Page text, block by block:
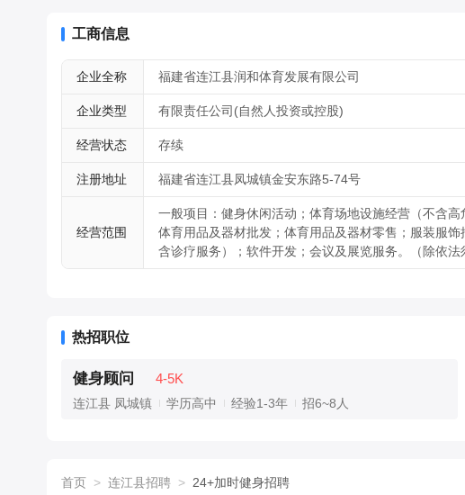
工商信息
企业全称 福建省连江县润和体育发展有限公司
企业类型 有限责任公司(自然人投资或控股)
经营状态 存续
注册地址 福建省连江县凤城镇金安东路5-74号
经营范围
一般项目：健身休闲活动；体育场地设施经营（不含
体育用品及器材批发；体育用品及器材零售；服装服
含诊疗服务）；软件开发；会议及展览服务。（除依
热招职位
健身顾问 4-5K
连江县 凤城镇 学历高中 经验1-3年 招6~8人
首页 > 连江县招聘 > 24+加时健身招聘